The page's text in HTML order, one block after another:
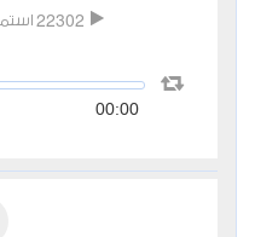
22302
00:00